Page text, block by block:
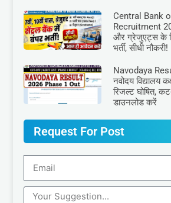
Central Bank
Recruitment
और ग्रेजुएट्स के
भर्ती, सीधी नौकरी!
Navodaya
नवोदय विद्यालय
रिजल्ट घोषित,
डाउनलोड करें
Request For Post